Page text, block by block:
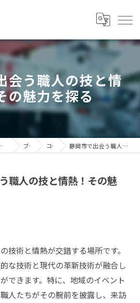
会う職人の技と情
の魅力を探る
限会社長島設備 ブログ コラム 静岡市で出会う職人の技と情熱！その魅力を探る
職人の技と情熱！その魅
技術と情熱が交錯する場所です。
な技術と現代の革新技術が融合し
できます。特に、地域のイベント
人たちがその腕前を披露し、来訪